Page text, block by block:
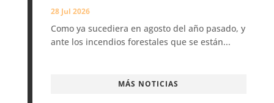
28 Jul 2026
Como ya sucediera en agosto del año pasado, y
ante los incendios forestales que se están...
MÁS NOTICIAS